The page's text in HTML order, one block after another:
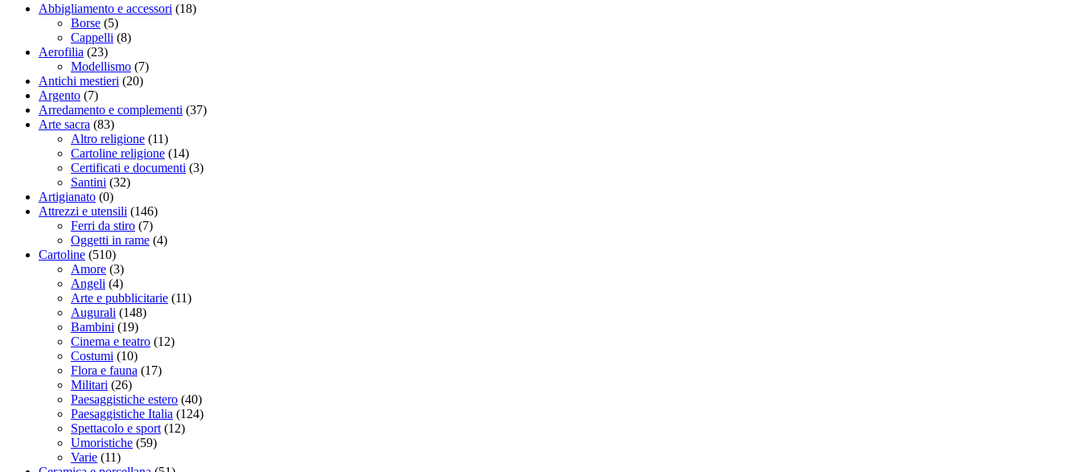
Abbigliamento e accessori (18)
Borse (5)
Cappelli (8)
Aerofilia (23)
Modellismo (7)
Antichi mestieri (20)
Argento (7)
Arredamento e complementi (37)
Arte sacra (83)
Altro religione (11)
Cartoline religione (14)
Certificati e documenti (3)
Santini (32)
Artigianato (0)
Attrezzi e utensili (146)
Ferri da stiro (7)
Oggetti in rame (4)
Cartoline (510)
Amore (3)
Angeli (4)
Arte e pubblicitarie (11)
Augurali (148)
Bambini (19)
Cinema e teatro (12)
Costumi (10)
Flora e fauna (17)
Militari (26)
Paesaggistiche estero (40)
Paesaggistiche Italia (124)
Spettacolo e sport (12)
Umoristiche (59)
Varie (11)